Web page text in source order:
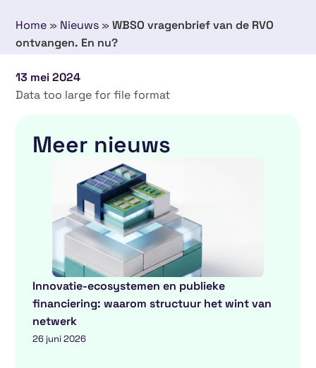
Home » Nieuws »WBSO vragenbrief van de RVO
ontvangen. En nu?
13 mei 2024
Data too large for file format
Meer nieuws
Innovatie-ecosystemen en publieke
financiering: waarom structuur het wint van
netwerk
26 juni 2026